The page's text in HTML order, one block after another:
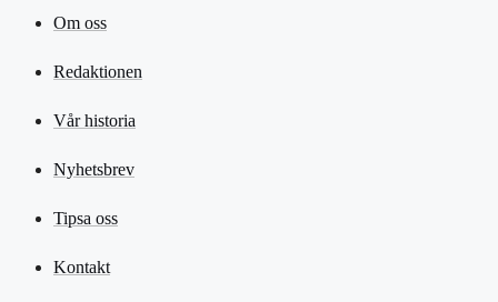
Om oss
Redaktionen
Vår historia
Nyhetsbrev
Tipsa oss
Kontakt